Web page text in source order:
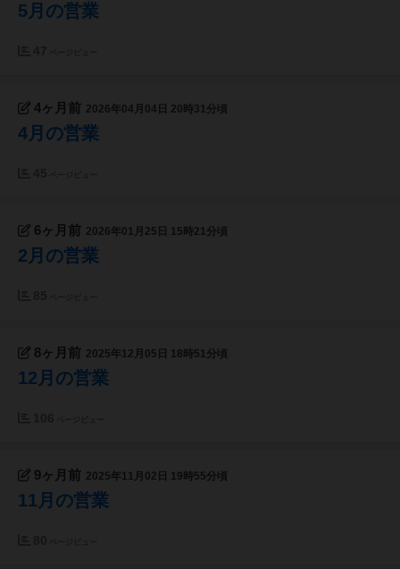
5月の営業
4ヶ月前 2026年04月04日 20時31分頃
4月の営業
6ヶ月前 2026年01月25日 15時21分頃
2月の営業
8ヶ月前 2025年12月05日 18時51分頃
12月の営業
9ヶ月前 2025年11月02日 19時55分頃
11月の営業